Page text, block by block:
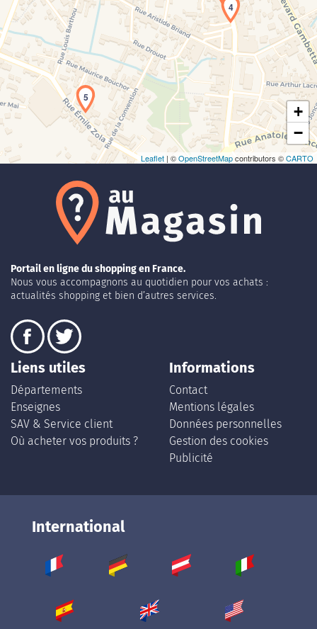
Chargement de la carte en cours...
4
5
+
−
Leaflet | ©OpenStreetMapcontributors ©CARTO
Portail en ligne du shopping en France.
Nous vous accompagnons au quotidien pour vos achats :
actualités shopping et bien d’autres services.
Liens utiles
Départements
Enseignes
SAV & Service client
Où acheter vos produits ?
Informations
Contact
Mentions légales
Données personnelles
Gestion des cookies
Publicité
International